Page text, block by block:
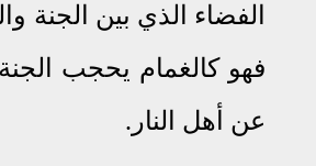
الفضاء الذي بين الجنة
فهو كالغمام يحجب الجنة
عن أهل النار .